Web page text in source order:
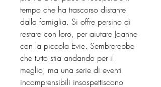
tempo che ha trascorso distante
dalla famiglia. Si offre persino di
restare con loro, per aiutare Joanne
con la piccola Evie. Sembrerebbe
che tutto stia andando per il
meglio, ma una serie di eventi
incomprensibili insospettiscono